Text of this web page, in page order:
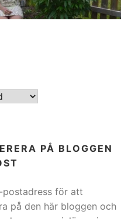
PÅ BLOGGEN
postadress för att
på den här bloggen och